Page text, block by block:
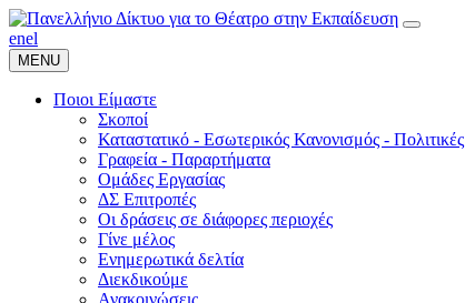
enel
MENU
Ποιοι Είμαστε
Σκοποί
Καταστατικό - Εσωτερικός Κανονισμός - Πολιτικές
Γραφεία - Παραρτήματα
Ομάδες Εργασίας
ΔΣ Επιτροπές
Οι δράσεις σε διάφορες περιοχές
Γίνε μέλος
Ενημερωτικά δελτία
Διεκδικούμε
Ανακοινώσεις